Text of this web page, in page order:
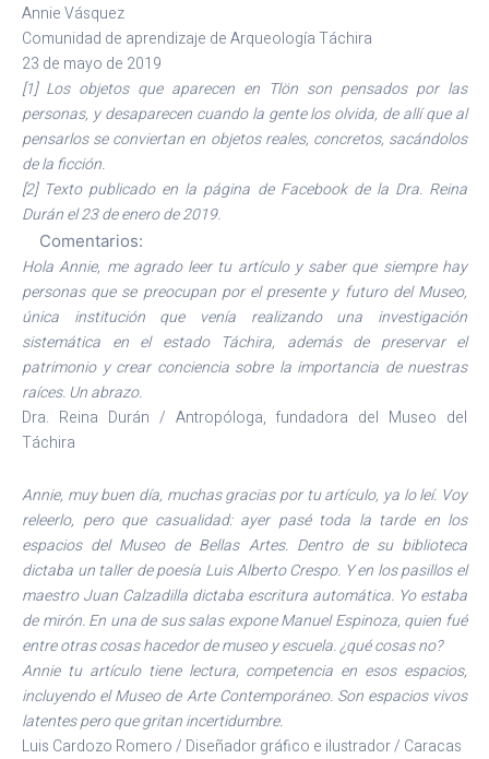
Annie Vásquez
Comunidad de aprendizaje de Arqueología Táchira
23 de mayo de 2019
[1] Los objetos que aparecen en Tlön son pensados por las
personas, y desaparecen cuando la gente los olvida, de allí que al
pensarlos se conviertan en objetos reales, concretos, sacándolos
de la ficción.
[2] Texto publicado en la página de Facebook de la Dra. Reina
Durán el 23 de enero de 2019.
Comentarios:
Hola Annie, me agrado leer tu artículo y saber que siempre hay
personas que se preocupan por el presente y futuro del Museo,
única institución que venía realizando una investigación
sistemática en el estado Táchira, además de preservar el
patrimonio y crear conciencia sobre la importancia de nuestras
raíces. Un abrazo.
Dra. Reina Durán / Antropóloga, fundadora del Museo del
Táchira
Annie, muy buen día, muchas gracias por tu artículo, ya lo leí. Voy
releerlo, pero que casualidad: ayer pasé toda la tarde en los
espacios del Museo de Bellas Artes. Dentro de su biblioteca
dictaba un taller de poesía Luis Alberto Crespo. Y en los pasillos el
maestro Juan Calzadilla dictaba escritura automática. Yo estaba
de mirón. En una de sus salas expone Manuel Espinoza, quien fué
entre otras cosas hacedor de museo y escuela. ¿qué cosas no?
Annie tu artículo tiene lectura, competencia en esos espacios,
incluyendo el Museo de Arte Contemporáneo. Son espacios vivos
latentes pero que gritan incertidumbre.
Luis Cardozo Romero / Diseñador gráfico e ilustrador / Caracas